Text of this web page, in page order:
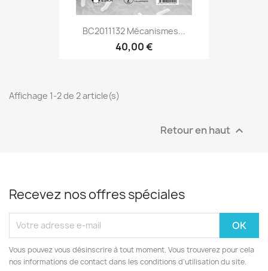
BC2011132 Mécanismes...
40,00 €
Affichage 1-2 de 2 article(s)
Retour en haut 
Recevez nos offres spéciales
Vous pouvez vous désinscrire à tout moment. Vous trouverez pour cela
nos informations de contact dans les conditions d'utilisation du site.